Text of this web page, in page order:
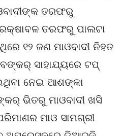
ତରଫରୁ
ତରଫରୁ ପାଲଟା
୧୨ ଜଣ ମାଓବାଦୀ ନିହତ
ସାହାଯ୍ୟରେ ଟପ୍
ନେଇ ଆଶଙ୍କା
ଭିତରୁ ମାଓବାଦୀ ଖସି
ମାଓ ସାମଗ୍ରୀ